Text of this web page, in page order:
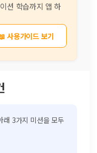
션 학습까지 앱 하
사용가이드 보기
래 3가지 미션을 모두